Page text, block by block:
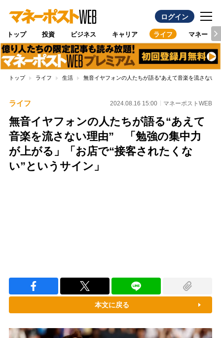
ログイン
トップ 投資 ビジネス キャリア ライフ マネー
トップ ライフ 生活 無音イヤフォンの人たちが語る“あえて音楽を流さない
ライフ 2024.08.16 15:00 マネーポストWEB
無音イヤフォンの人たちが語る“あえて
音楽を流さない理由” 「勉強の集中力
が上がる」「お店で“接客されたくな
い”というサイン」
本文に戻る